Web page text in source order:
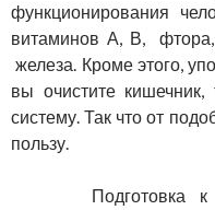
функционирования
витаминов А, В,
железа. Кроме этого,
вы очистите
систему. Так что от
пользу.
Подготовка к